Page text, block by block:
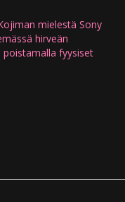
mielestä Sony
hirveän
poistamalla fyysiset